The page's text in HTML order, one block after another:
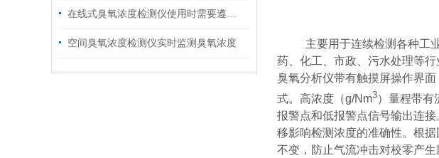
在线式臭氧浓度检测仪使用时需要遵守的要求
空间臭氧浓度检测仪实时监测臭氧浓度
主要用于连续检测各种工
药、化工、市政、污水处理等
臭氧分析仪带有触摸屏操作界
式。高浓度（g/Nm3）量程带有
报警点和低报警点信号输出连
移影响检测浓度的准确性。根
不变，防止气流冲击对校零产